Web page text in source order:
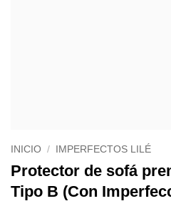
INICIO / IMPERFECTOS LILÉ
Protector de sofá
Tipo B (Con